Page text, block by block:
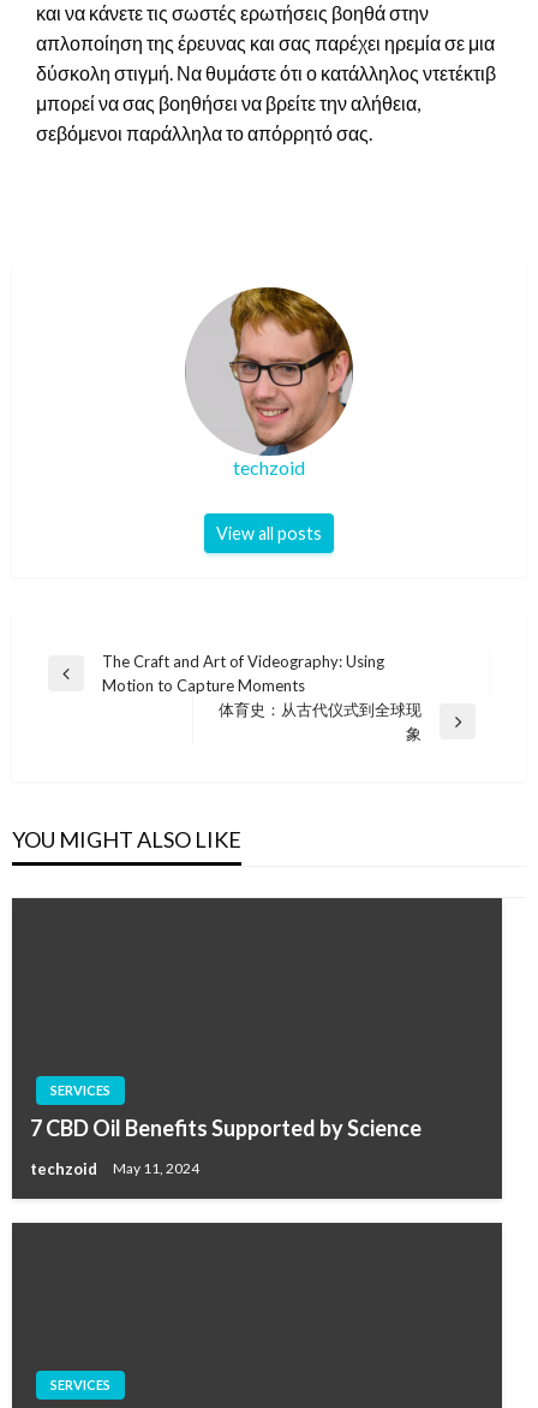
και να κάνετε τις σωστές ερωτήσεις βοηθά στην
απλοποίηση της έρευνας και σας παρέχει ηρεμία σε μια
δύσκολη στιγμή. Να θυμάστε ότι ο κατάλληλος ντετέκτιβ
μπορεί να σας βοηθήσει να βρείτε την αλήθεια,
σεβόμενοι παράλληλα το απόρρητό σας.
techzoid
View all posts
Post
navigation
Previous
The Craft and Art of Videography: Using
Motion to Capture Moments
体育史：从古代仪式到全球现
象
YOU MIGHT ALSO LIKE
SERVICES
7 CBD Oil Benefits Supported by Science
techzoid May 11, 2024
SERVICES